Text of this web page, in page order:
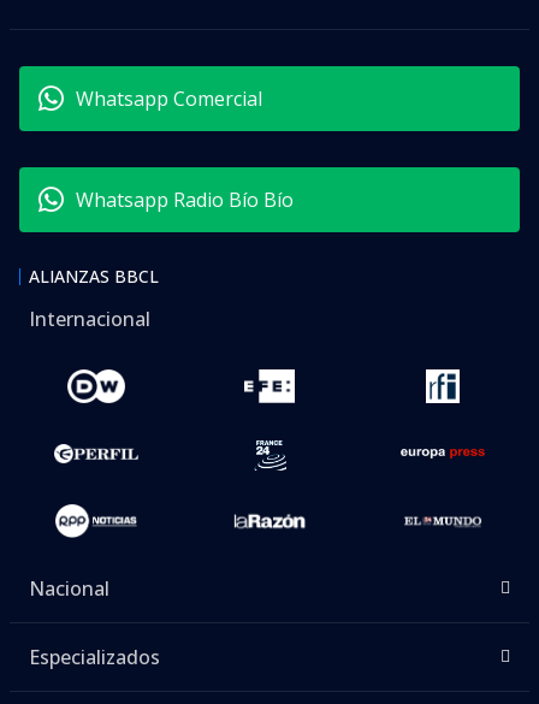
Whatsapp Comercial
Whatsapp Radio Bío Bío
ALIANZAS BBCL
Internacional
Nacional
Especializados